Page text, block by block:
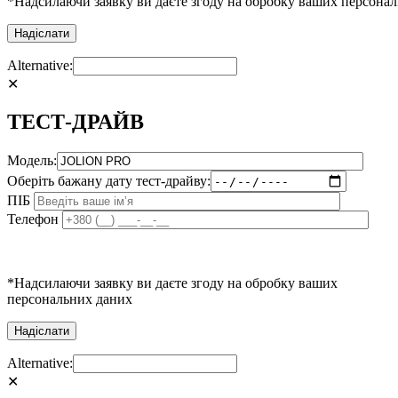
Alternative:
✕
ТЕСТ-ДРАЙВ
Модель:
Оберіть бажану дату тест-драйву:
ПІБ
Телефон
*Надсилаючи заявку ви даєте згоду на обробку ваших
персональних даних
Alternative:
✕